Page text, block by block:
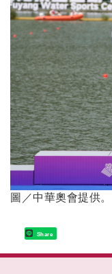
圖／中華奧會提供。
Share